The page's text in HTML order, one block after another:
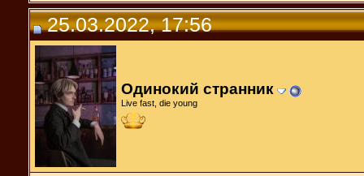
25.03.2022, 17:56
Одинокий странник
Live fast, die young